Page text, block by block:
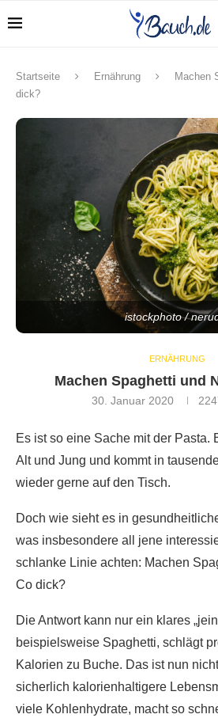
Startseite Ernährung
Machen
dick?
istockphoto /
ERNÄHRUNG
Machen Spaghetti und
30. Januar 2020
Es ist so eine Sache mit der Pasta.
Alt und Jung und kommt in
wieder gerne auf den Tisch.
Doch wie sieht es in
was insbesondere all jene
schlanke Linie achten: Machen
Co dick?
Die Antwort kann nur ein klares
beispielsweise Spaghetti, schlägt
Kalorien zu Buche. Das ist nun
sicherlich kalorienhaltigere
viele Kohlenhydrate, macht so